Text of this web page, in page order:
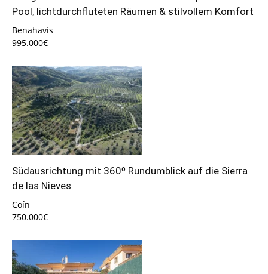
Pool, lichtdurchfluteten Räumen & stilvollem Komfort
Benahavís
995.000€
Südausrichtung mit 360º Rundumblick auf die Sierra
de las Nieves
Coín
750.000€